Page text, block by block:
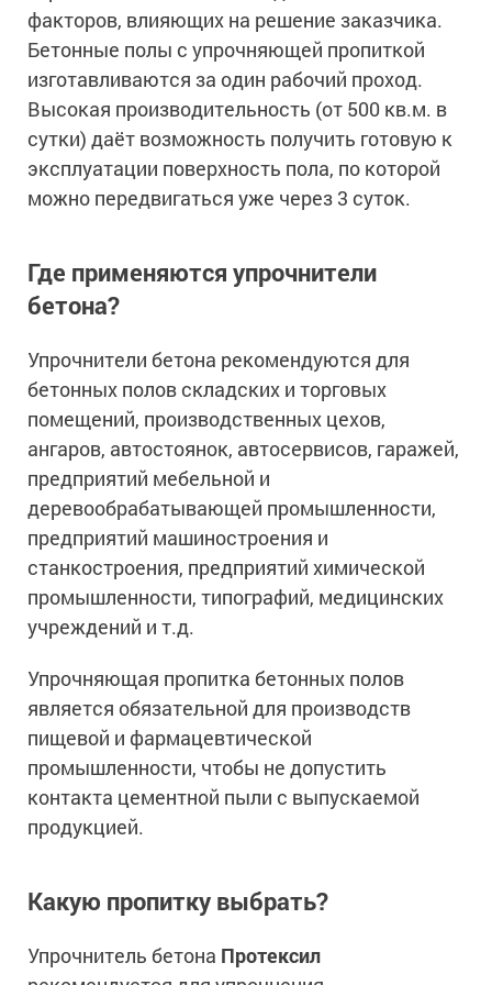
факторов, влияющих на решение заказчика.
Бетонные полы с упрочняющей пропиткой
изготавливаются за один рабочий проход.
Высокая производительность (от 500 кв.м. в
сутки) даёт возможность получить готовую к
эксплуатации поверхность пола, по которой
можно передвигаться уже через 3 суток.
Где применяются упрочнители
бетона?
Упрочнители бетона рекомендуются для
бетонных полов складских и торговых
помещений, производственных цехов,
ангаров, автостоянок, автосервисов, гаражей,
предприятий мебельной и
деревообрабатывающей промышленности,
предприятий машиностроения и
станкостроения, предприятий химической
промышленности, типографий, медицинских
учреждений и т.д.
Упрочняющая пропитка бетонных полов
является обязательной для производств
пищевой и фармацевтической
промышленности, чтобы не допустить
контакта цементной пыли с выпускаемой
продукцией.
Какую пропитку выбрать?
Упрочнитель бетона Протексил